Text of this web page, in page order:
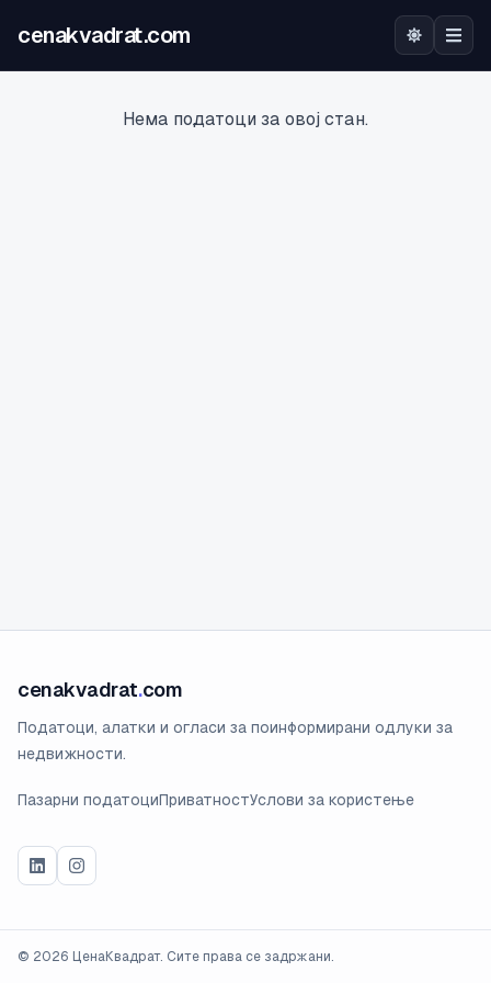
cenakvadrat.com
Нема податоци за овој стан.
cenakvadrat.com
Податоци, алатки и огласи за поинформирани одлуки за
недвижности.
Пазарни податоциПриватностУслови за користење
© 2026 ЦенаКвадрат. Сите права се задржани.